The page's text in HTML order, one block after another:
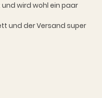
wird wohl ein paar
und der Versand super